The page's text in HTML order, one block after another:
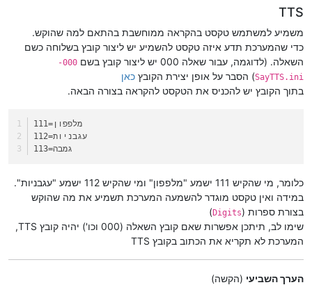
TTS
משמיע למשתמש טקסט בהקראה ממוחשבת בהתאם למה שהוקש.
כדי שהמערכת תדע איזה טקסט להשמיע יש ליצור קובץ בשלוחה כשם
השאלה. (לדוגמה, עבור שאלה 000 יש ליצור קובץ בשם
000-
SayTTS.ini) הסבר על אופן יצירת הקובץ כאן
בתוך הקובץ יש להכניס את הטקסט להקראה בצורה הבאה.
111
=מלפפון
112 =עגבניות
113 =גמבה
כלומר, מי שהקיש 111 ישמע "מלפפון" ומי שהקיש 112 ישמע "עגבניות".
במידה ואין טקסט מוגדר להשמעה המערכת תשמיע את מה שהוקש
בצורת ספרות (Digits
)
שימו לב, תיתכן אפשרות שאם קובץ השאלה (000 וכו') יהיה קובץ TTS,
המערכת לא תקריא את הכתוב בקובץ TTS
הערך השביעי (הקשה)